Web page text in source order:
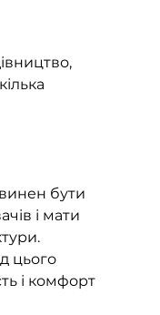
бути
і мати
цього
і комфорт